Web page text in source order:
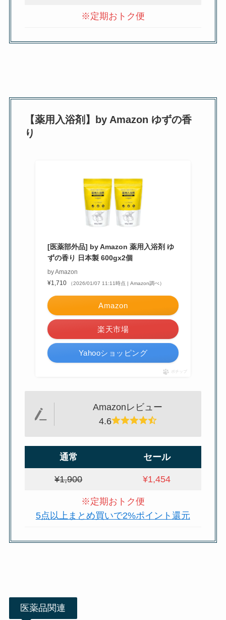
※定期おトク便
【薬用入浴剤】by Amazon ゆずの香
り
[医薬部外品] by Amazon 薬用入浴剤 ゆ
ずの香り 日本製 600gx2個
by Amazon
¥1,710
（2026/01/07 11:11時点 | Amazon調べ）
Amazon
楽天市場
Yahooショッピング
ポチップ
Amazonレビュー
4.6
通常 セール
¥1,900 ¥1,454
※定期おトク便
5点以上まとめ買いで2%ポイント還元
医薬品関連